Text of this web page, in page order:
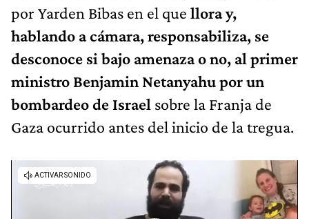
por Yarden Bibas en el que llora y,
hablando a cámara, responsabiliza, se
desconoce si bajo amenaza o no, al primer
ministro Benjamin Netanyahu por un
bombardeo de Israel sobre la Franja de
Gaza ocurrido antes del inicio de la tregua.